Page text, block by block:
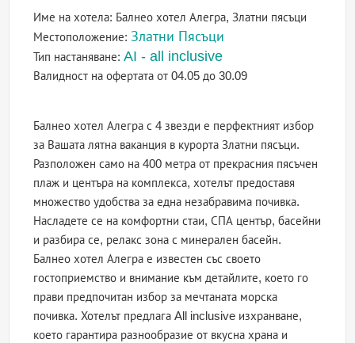
Име на хотела: Балнео хотел Алегра, Златни пясъци
Местоположение: Златни Пясъци
Тип настаняване:AI - all inclusive
Валидност на офертатаот 04.05 до 30.09
Балнео хотел Алегра с 4 звезди е перфектният избор
за Вашата лятна ваканция в курорта Златни пясъци.
Разположен само на 400 метра от прекрасния пясъчен
плаж и центъра на комплекса, хотелът предоставя
множество удобства за една незабравима почивка.
Насладете се на комфортни стаи, СПА център, басейни
и разбира се, релакс зона с минерален басейн.
Балнео хотел Алегра е известен със своето
гостоприемство и внимание към детайлите, което го
прави предпочитан избор за мечтаната морска
почивка. Хотелът предлага All inclusive изхранване,
което гарантира разнообразие от вкусна храна и